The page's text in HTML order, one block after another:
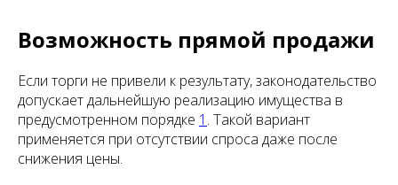
Возможность прямой продажи
Если торги не привели к результату, законодательство
допускает дальнейшую реализацию имущества в
предусмотренном порядке 1 . Такой вариант
применяется при отсутствии спроса даже после
снижения цены.